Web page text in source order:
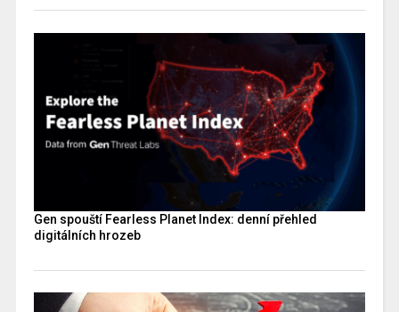
Gen spouští Fearless Planet Index: denní přehled
digitálních hrozeb